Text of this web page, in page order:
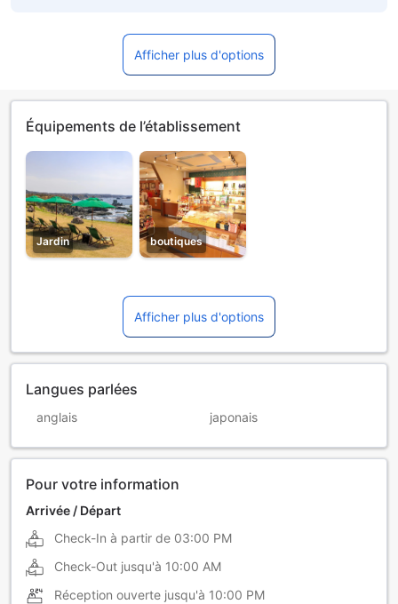
Afficher plus d'options
Équipements de l’établissement
Jardin boutiques
Afficher plus d'options
Langues parlées
anglais japonais
Pour votre information
Arrivée / Départ
Check-In à partir de 03:00 PM
Check-Out jusqu'à 10:00 AM
Réception ouverte jusqu'à 10:00 PM